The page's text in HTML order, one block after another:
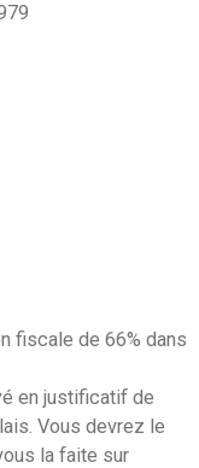
fiscale de 66% dans
en justificatif de
Vous devrez le
la faite sur